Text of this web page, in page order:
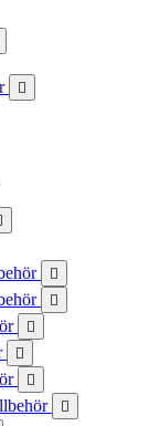






